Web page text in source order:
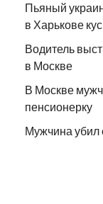
Пьяный
в Харькове
Водитель
в Москве
В Москве
пенсионерку
Мужчина убил